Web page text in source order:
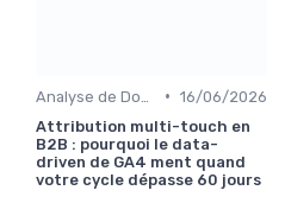
• 16/06/2026
Attribution multi-touch en
B2B : pourquoi le data-
driven de GA4 ment quand
votre cycle dépasse 60 jours